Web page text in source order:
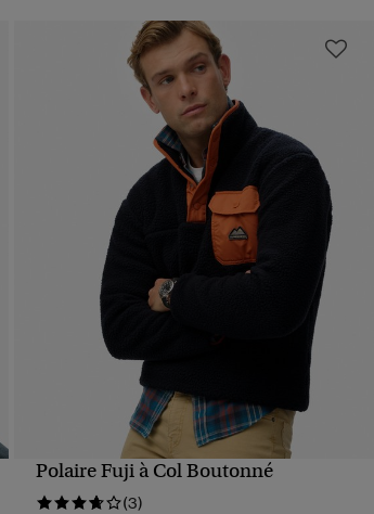
Polaire Fuji à Col Boutonné
(3)